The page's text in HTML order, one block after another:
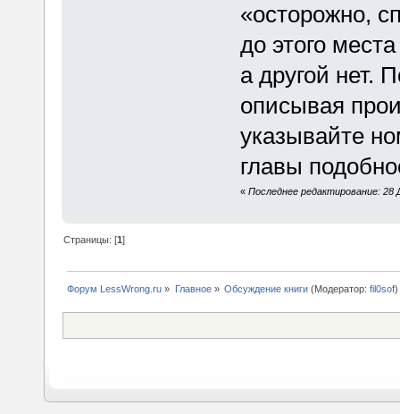
«осторожно,
до этого
а другой нет.
описывая
указывайте
главы
« Последнее редактирование: 28
Страницы: [1]
Форум LessWrong.ru » Главное» Обсуждение книги(Модератор: fil0sof)